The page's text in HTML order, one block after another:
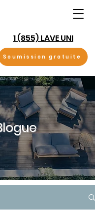
Soumission gratuite
1 (855) LAVE UNI